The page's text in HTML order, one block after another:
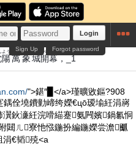
Login
Forgot password
Sign Up
陽
よう
萬象
ばんしょう
城
しろ
開幕
かいまく
，_1
">鍖″▉</a>瑾曠敓鏂?908
佺墝鐨勭崹绔嬫€цō瑷堬紝涓嶈
鈥濓紝浣嗗緢蹇氨闁嬪鍋氱恫
閮ㄦ寮忚惤鍦扮編鍦嬫尝澹爴
涓€韬殑<a